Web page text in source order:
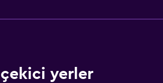
çekici yerler